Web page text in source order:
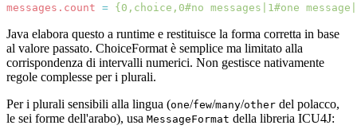
messages.count = {0,choice,0#no messages|1#one
Java elabora questo a runtime e restituisce la forma corretta in base
al valore passato. ChoiceFormat è semplice ma limitato alla
corrispondenza di intervalli numerici. Non gestisce nativamente
regole complesse per i plurali.
Per i plurali sensibili alla lingua (one/few/many/other del polacco,
le sei forme dell'arabo), usa MessageFormat della libreria ICU4J: